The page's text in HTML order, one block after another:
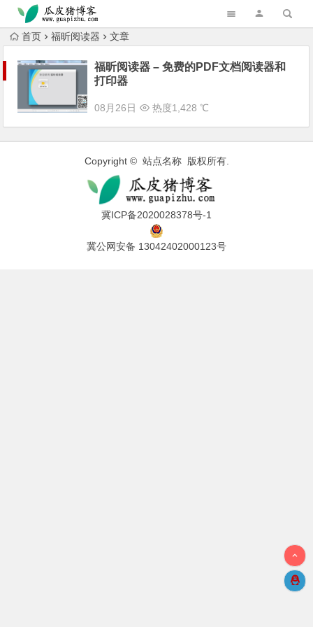
跳转到主内容
首页 福昕阅读器 文章
福昕阅读器 – 免费的PDF文档阅读器和
打印器
08月26日 热度1,428 ℃
Copyright © 站点名称 版权所有.
冀ICP备2020028378号-1
冀公网安备 13042402000123号